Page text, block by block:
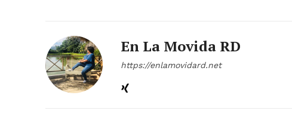
En La Movida RD
https://enlamovidard.net